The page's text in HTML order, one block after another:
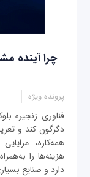
چرا آینده
پرونده ویژه
فناوری زنجیره
دگرگون کند و
همه‌کاره،
هزینه‌ها را
دارد و صنایع